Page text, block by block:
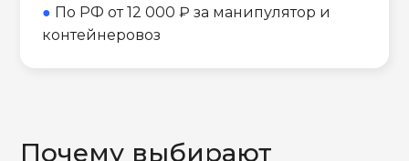
● По РФ от 12 000 ₽ за манипулятор и
контейнеровоз
Почему выбирают